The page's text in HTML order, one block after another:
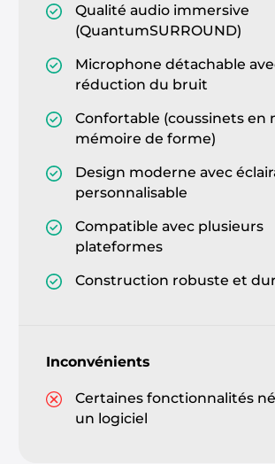
Qualité audio immersive
(QuantumSURROUND)
Microphone détachable
réduction du bruit
Confortable (coussinets en
mémoire de forme)
Design moderne avec
personnalisable
Compatible avec plusieurs
plateformes
Construction robuste et
Inconvénients
Certaines fonctionnalités
un logiciel